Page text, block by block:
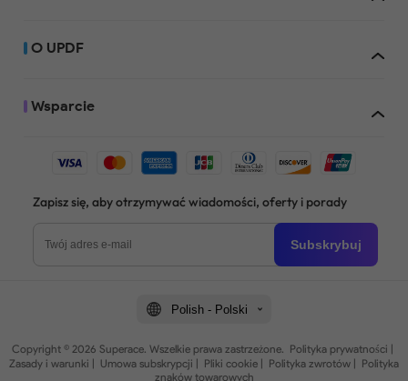
O UPDF
Wsparcie
Zapisz się, aby otrzymywać wiadomości, oferty i porady
Subskrybuj
Polish - Polski
Copyright © 2026 Superace. Wszelkie prawa zastrzeżone. Polityka prywatności |
Zasady i warunki | Umowa subskrypcji | Pliki cookie | Polityka zwrotów | Polityka
znaków towarowych